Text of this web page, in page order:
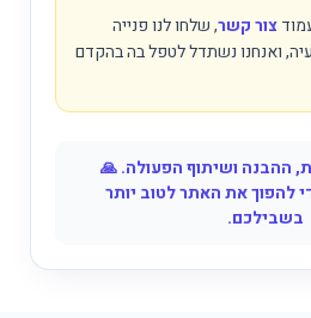
צור קשר, שלחו לנו פנייה
ואנחנו נשתדל לטפל בה בהקדם
ההבנה ושיתוף הפעולה. 🙏
להפוך את האתר לטוב יותר
בשבילכם.